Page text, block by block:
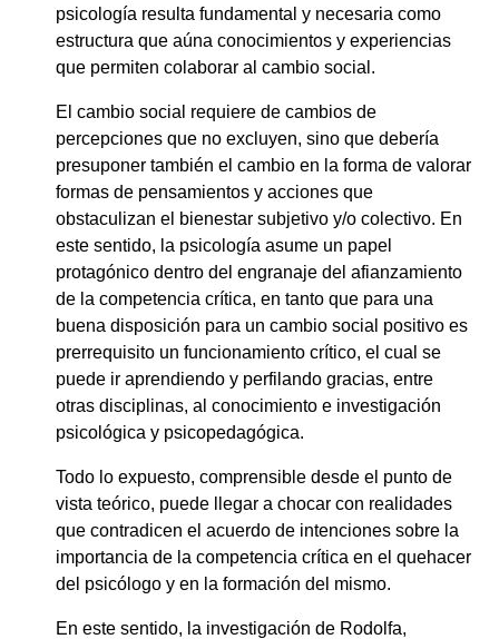
psicología resulta fundamental y necesaria como
estructura que aúna conocimientos y experiencias
que permiten colaborar al cambio social.
El cambio social requiere de cambios de
percepciones que no excluyen, sino que debería
presuponer también el cambio en la forma de valorar
formas de pensamientos y acciones que
obstaculizan el bienestar subjetivo y/o colectivo. En
este sentido, la psicología asume un papel
protagónico dentro del engranaje del afianzamiento
de la competencia crítica, en tanto que para una
buena disposición para un cambio social positivo es
prerrequisito un funcionamiento crítico, el cual se
puede ir aprendiendo y perfilando gracias, entre
otras disciplinas, al conocimiento e investigación
psicológica y psicopedagógica.
Todo lo expuesto, comprensible desde el punto de
vista teórico, puede llegar a chocar con realidades
que contradicen el acuerdo de intenciones sobre la
importancia de la competencia crítica en el quehacer
del psicólogo y en la formación del mismo.
En este sentido, la investigación de Rodolfa,